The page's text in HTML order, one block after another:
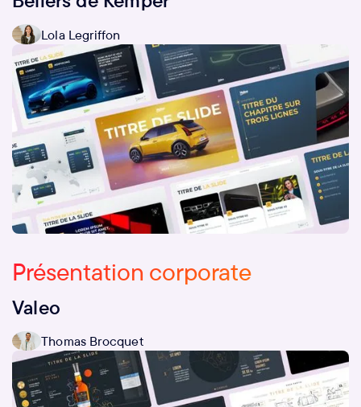
Lola Legriffon
Présentation corporate
Valeo
Thomas Brocquet